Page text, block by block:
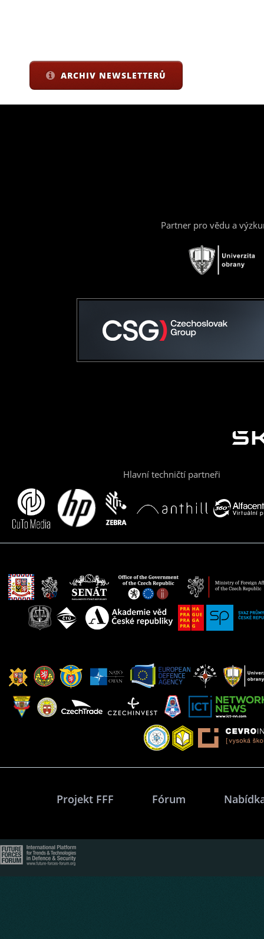
ARCHIV NEWSLETTERŮ
Partner pro vědu a
Hlavní techničtí partneři
Projekt FFF Fórum